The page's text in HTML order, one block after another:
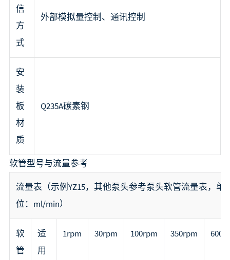
信
方
式
外部模拟量控制、通讯控制
安
装
板
材
质
Q235A碳素钢
软管型号与流量参考
流量表（示例YZ15，其他泵头参考泵头软管流量表，单
位：ml/min）
软
管
适
用
1rpm 30rpm 100rpm 350rpm